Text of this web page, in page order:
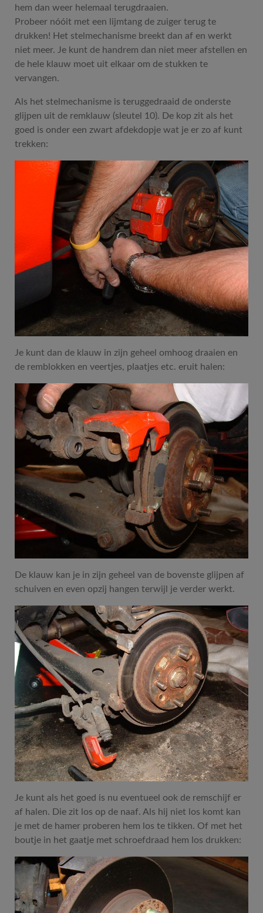
hem dan weer helemaal terugdraaien.
Probeer nóóit met een lijmtang de zuiger terug te
drukken! Het stelmechanisme breekt dan af en werkt
niet meer. Je kunt de handrem dan niet meer afstellen en
de hele klauw moet uit elkaar om de stukken te
vervangen.
Als het stelmechanisme is teruggedraaid de onderste
glijpen uit de remklauw (sleutel 10). De kop zit als het
goed is onder een zwart afdekdopje wat je er zo af kunt
trekken:
Je kunt dan de klauw in zijn geheel omhoog draaien en
de remblokken en veertjes, plaatjes etc. eruit halen:
De klauw kan je in zijn geheel van de bovenste glijpen af
schuiven en even opzij hangen terwijl je verder werkt.
Je kunt als het goed is nu eventueel ook de remschijf er
af halen. Die zit los op de naaf. Als hij niet los komt kan
je met de hamer proberen hem los te tikken. Of met het
boutje in het gaatje met schroefdraad hem los drukken: